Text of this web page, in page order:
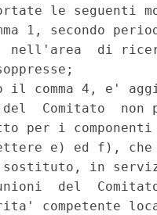
le seguenti
1, secondo
nell'area  di
il comma 4, e'
Comitato  non
per i
e) ed f), che
sostituto, in
del
competente